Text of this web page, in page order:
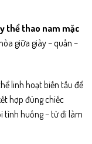
thể thao nam mặc
giữa giày – quần –
linh hoạt biến tấu để
hợp đúng chiếc
tình huống – từ đi làm